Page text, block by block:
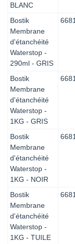
BLANC
Bostik
Membrane
d'étanchéité
Waterstop -
290ml - GRIS
Bostik
Membrane
d'étanchéité
Waterstop -
1KG - GRIS
Bostik
Membrane
d'étanchéité
Waterstop -
1KG - NOIR
Bostik
Membrane
d'étanchéité
Waterstop -
1KG - TUILE